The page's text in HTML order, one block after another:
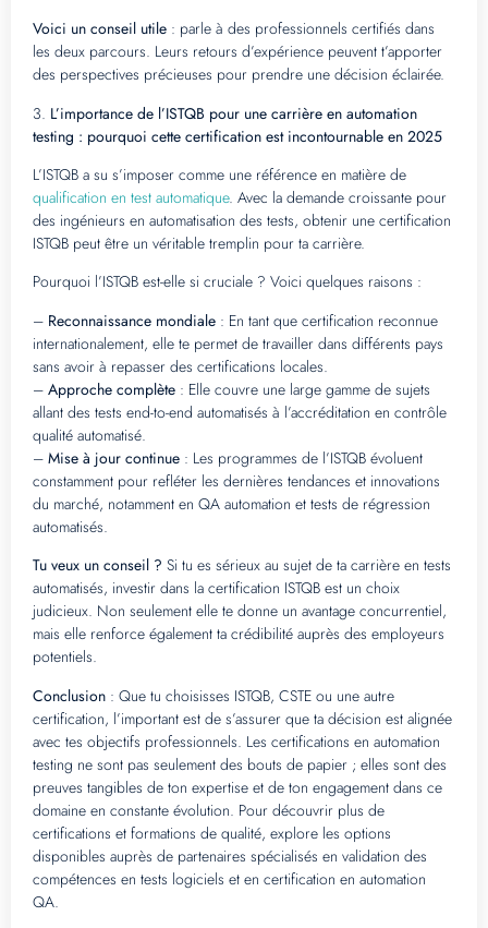
Voici un conseil utile : parle à des professionnels certifiés dans
les deux parcours. Leurs retours d’expérience peuvent t’apporter
des perspectives précieuses pour prendre une décision éclairée.
3. L’importance de l’ISTQB pour une carrière en automation
testing : pourquoi cette certification est incontournable en 2025
L’ISTQB a su s’imposer comme une référence en matière de
qualification en test automatique. Avec la demande croissante pour
des ingénieurs en automatisation des tests, obtenir une certification
ISTQB peut être un véritable tremplin pour ta carrière.
Pourquoi l’ISTQB est-elle si cruciale ? Voici quelques raisons :
– Reconnaissance mondiale : En tant que certification reconnue
internationalement, elle te permet de travailler dans différents pays
sans avoir à repasser des certifications locales.
– Approche complète : Elle couvre une large gamme de sujets
allant des tests end-to-end automatisés à l’accréditation en contrôle
qualité automatisé.
– Mise à jour continue : Les programmes de l’ISTQB évoluent
constamment pour refléter les dernières tendances et innovations
du marché, notamment en QA automation et tests de régression
automatisés.
Tu veux un conseil ? Si tu es sérieux au sujet de ta carrière en tests
automatisés, investir dans la certification ISTQB est un choix
judicieux. Non seulement elle te donne un avantage concurrentiel,
mais elle renforce également ta crédibilité auprès des employeurs
potentiels.
Conclusion : Que tu choisisses ISTQB, CSTE ou une autre
certification, l’important est de s’assurer que ta décision est alignée
avec tes objectifs professionnels. Les certifications en automation
testing ne sont pas seulement des bouts de papier ; elles sont des
preuves tangibles de ton expertise et de ton engagement dans ce
domaine en constante évolution. Pour découvrir plus de
certifications et formations de qualité, explore les options
disponibles auprès de partenaires spécialisés en validation des
compétences en tests logiciels et en certification en automation
QA.